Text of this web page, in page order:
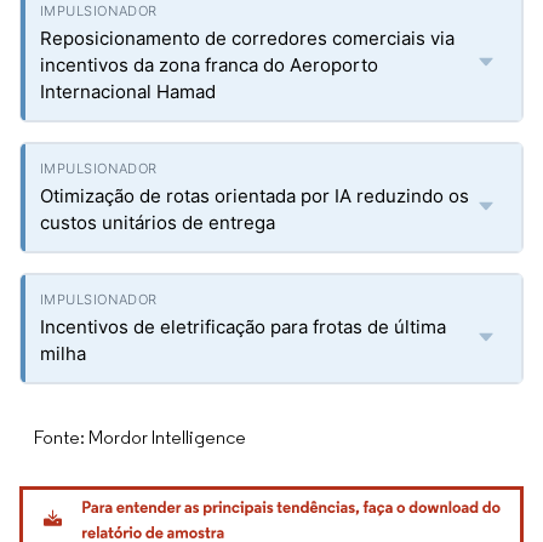
Reposicionamento de corredores comerciais via
incentivos da zona franca do Aeroporto
Internacional Hamad
Otimização de rotas orientada por IA reduzindo os
custos unitários de entrega
Incentivos de eletrificação para frotas de última
milha
Fonte: Mordor Intelligence